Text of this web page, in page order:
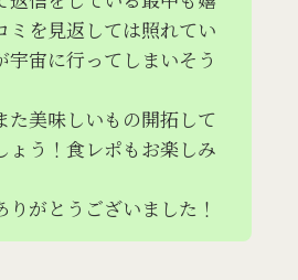
ミを見返しては照れてい
宇宙に行ってしまいそう
た美味しいもの開拓して
ょう！食レポもお楽しみ
りがとうございました！